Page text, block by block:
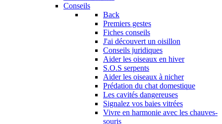
Conseils
Back
Premiers gestes
Fiches conseils
J'ai découvert un oisillon
Conseils juridiques
Aider les oiseaux en hiver
S.O.S serpents
Aider les oiseaux à nicher
Prédation du chat domestique
Les cavités dangereuses
Signalez vos baies vitrées
Vivre en harmonie avec les chauves-
souris